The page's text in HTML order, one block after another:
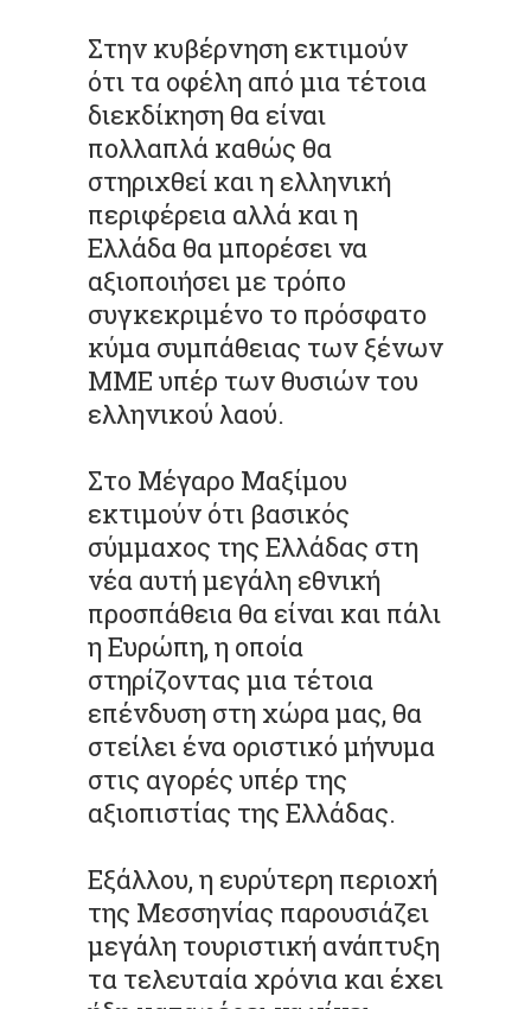
Στην κυβέρνηση εκτιμούν
ότι τα οφέλη από μια τέτοια
διεκδίκηση θα είναι
πολλαπλά καθώς θα
στηριχθεί και η ελληνική
περιφέρεια αλλά και η
Ελλάδα θα μπορέσει να
αξιοποιήσει με τρόπο
συγκεκριμένο το πρόσφατο
κύμα συμπάθειας των ξένων
ΜΜΕ υπέρ των θυσιών του
ελληνικού λαού.
Στο Μέγαρο Μαξίμου
εκτιμούν ότι βασικός
σύμμαχος της Ελλάδας στη
νέα αυτή μεγάλη εθνική
προσπάθεια θα είναι και πάλι
η Ευρώπη, η οποία
στηρίζοντας μια τέτοια
επένδυση στη χώρα μας, θα
στείλει ένα οριστικό μήνυμα
στις αγορές υπέρ της
αξιοπιστίας της Ελλάδας.
Εξάλλου, η ευρύτερη περιοχή
της Μεσσηνίας παρουσιάζει
μεγάλη τουριστική ανάπτυξη
τα τελευταία χρόνια και έχει